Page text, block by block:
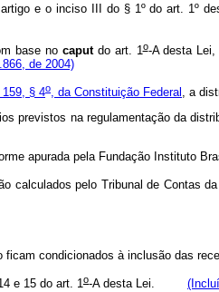
e o inciso III do § 1º do art. 1º
base no caputdo art. 1o-A desta
de 2004)
159, § 4o, da Constituição Federal , a
previstos na regulamentação da
apurada pela Fundação
calculados pelo Tribunal de Contas
ficam condicionados à inclusão das
e 15 do art. 1o-A desta Lei.